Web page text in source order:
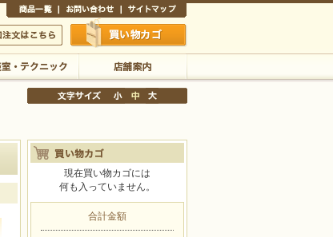
はこちら 買い物かご
店舗案内
現在買い物カゴには
何も入っていません。
合計金額